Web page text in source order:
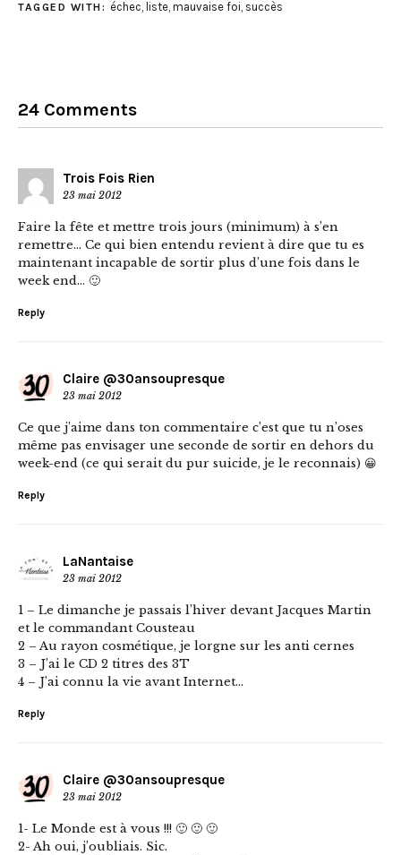
TAGGED WITH: échec liste, mauvaise foi succès
24 Comments
Trois Fois Rien
23 mai 2012
Faire la fête et mettre trois jours (minimum) à s’en
remettre… Ce qui bien entendu revient à dire que tu es
maintenant incapable de sortir plus d’une fois dans le
week end… 🙂
Reply
Claire @30ansoupresque
23 mai 2012
Ce que j’aime dans ton commentaire c’est que tu n’oses
même pas envisager une seconde de sortir en dehors du
week-end (ce qui serait du pur suicide, je le reconnais) 😀
Reply
LaNantaise
23 mai 2012
1 – Le dimanche je passais l’hiver devant Jacques Martin
et le commandant Cousteau
2 – Au rayon cosmétique, je lorgne sur les anti cernes
3 – J’ai le CD 2 titres des 3T
4 – J’ai connu la vie avant Internet…
Reply
Claire @30ansoupresque
23 mai 2012
1- Le Monde est à vous !!! 🙂 🙂 🙂
2- Ah oui, j’oubliais. Sic.